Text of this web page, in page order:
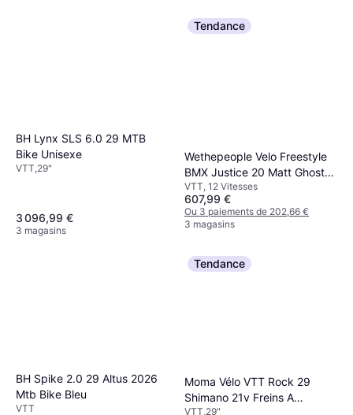
BH Lynx SLS 6.0 29 MTB
Bike Unisexe
VTT,29"
3 096,99 €
3 magasins
Tendance
Wethepeople Velo Freestyle
BMX Justice 20 Matt Ghost
Grey
VTT, 12 Vitesses
607,99 €
Ou 3 paiements de 202,66 €
3 magasins
BH Spike 2.0 29 Altus 2026
Mtb Bike Bleu
VTT
Tendance
Moma Vélo VTT Rock 29
Shimano 21v Freins A
VTT,29"